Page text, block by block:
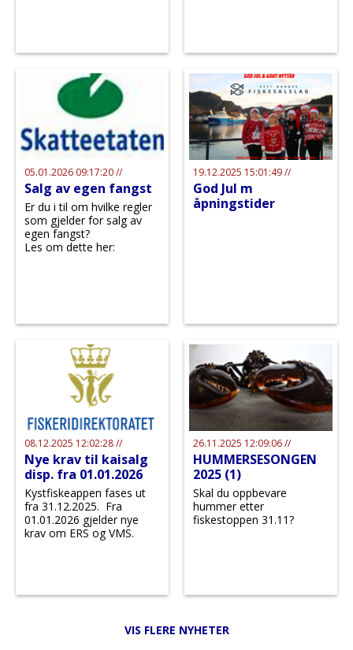
05.01.2026 09:17:20 //
Salg av egen fangst
Er du i til om hvilke regler
som gjelder for salg av
egen fangst?
Les om dette her:
19.12.2025 15:01:49 //
God Jul m
åpningstider
08.12.2025 12:02:28 //
Nye krav til kaisalg
disp. fra 01.01.2026
Kystfiskeappen fases ut
fra 31.12.2025. Fra
01.01.2026 gjelder nye
krav om ERS og VMS.
26.11.2025 12:09:06 //
HUMMERSESONGEN
2025 (1)
Skal du oppbevare
hummer etter
fiskestoppen 31.11?
VIS FLERE NYHETER